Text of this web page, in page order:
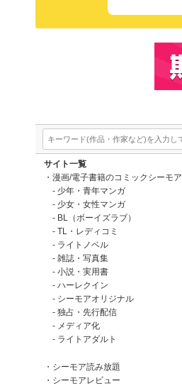
サイト一覧
漫画/電子書籍のコミックシーモア
少年・青年マンガ
少女・女性マンガ
BL（ボーイズラブ）
TL・レディコミ
ライトノベル
雑誌・写真集
小説・実用書
ハーレクイン
シーモアオリジナル
独占・先行配信
メディア化
ライトアダルト
シーモア読み放題
シーモアレビュー